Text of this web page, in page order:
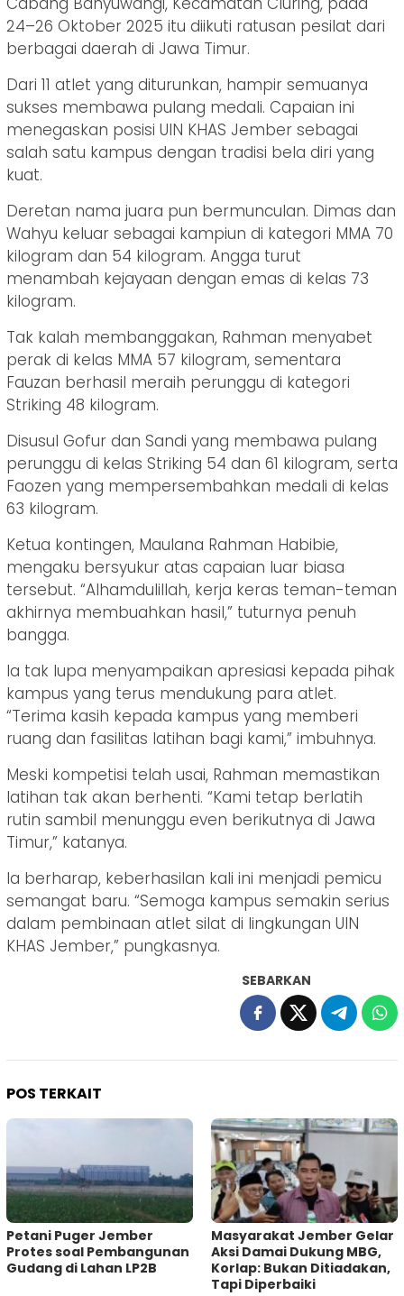
24–26 Oktober 2025 itu diikuti ratusan pesilat dari
berbagai daerah di Jawa Timur.
Dari 11 atlet yang diturunkan, hampir semuanya
sukses membawa pulang medali. Capaian ini
menegaskan posisi UIN KHAS Jember sebagai
salah satu kampus dengan tradisi bela diri yang
kuat.
Deretan nama juara pun bermunculan. Dimas dan
Wahyu keluar sebagai kampiun di kategori MMA 70
kilogram dan 54 kilogram. Angga turut
menambah kejayaan dengan emas di kelas 73
kilogram.
Tak kalah membanggakan, Rahman menyabet
perak di kelas MMA 57 kilogram, sementara
Fauzan berhasil meraih perunggu di kategori
Striking 48 kilogram.
Disusul Gofur dan Sandi yang membawa pulang
perunggu di kelas Striking 54 dan 61 kilogram, serta
Faozen yang mempersembahkan medali di kelas
63 kilogram.
Ketua kontingen, Maulana Rahman Habibie,
mengaku bersyukur atas capaian luar biasa
tersebut. “Alhamdulillah, kerja keras teman-teman
akhirnya membuahkan hasil,” tuturnya penuh
bangga.
Ia tak lupa menyampaikan apresiasi kepada pihak
kampus yang terus mendukung para atlet.
“Terima kasih kepada kampus yang memberi
ruang dan fasilitas latihan bagi kami,” imbuhnya.
Meski kompetisi telah usai, Rahman memastikan
latihan tak akan berhenti. “Kami tetap berlatih
rutin sambil menunggu even berikutnya di Jawa
Timur,” katanya.
Ia berharap, keberhasilan kali ini menjadi pemicu
semangat baru. “Semoga kampus semakin serius
dalam pembinaan atlet silat di lingkungan UIN
KHAS Jember,” pungkasnya.
SEBARKAN
POS TERKAIT
Petani Puger Jember
Protes soal Pembangunan
Gudang di Lahan LP2B
Masyarakat Jember Gelar
Aksi Damai Dukung MBG,
Korlap: Bukan Ditiadakan,
Tapi Diperbaiki